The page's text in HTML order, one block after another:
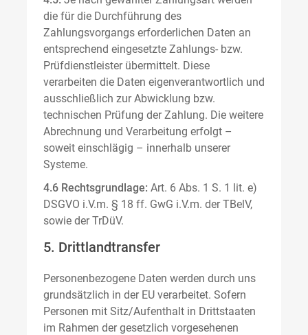
die für die Durchführung des
Zahlungsvorgangs erforderlichen Daten an
entsprechend eingesetzte Zahlungs- bzw.
Prüfdienstleister übermittelt. Diese
verarbeiten die Daten eigenverantwortlich und
ausschließlich zur Abwicklung bzw.
technischen Prüfung der Zahlung. Die weitere
Abrechnung und Verarbeitung erfolgt –
soweit einschlägig – innerhalb unserer
Systeme.
4.6 Rechtsgrundlage: Art. 6 Abs. 1 S. 1 lit. e)
DSGVO i.V.m. § 18 ff. GwG i.V.m. der TBelV,
sowie der TrDüV.
5. Drittlandtransfer
Personenbezogene Daten werden durch uns
grundsätzlich in der EU verarbeitet. Sofern
Personen mit Sitz/Aufenthalt in Drittstaaten
im Rahmen der gesetzlich vorgesehenen